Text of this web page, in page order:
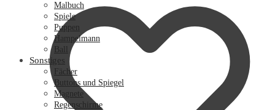
Malbuch
Spiele
Puppen
Hampelmann
Ball
Sonstiges
Fächer
Buttons und Spiegel
Magnete
Regenschirme